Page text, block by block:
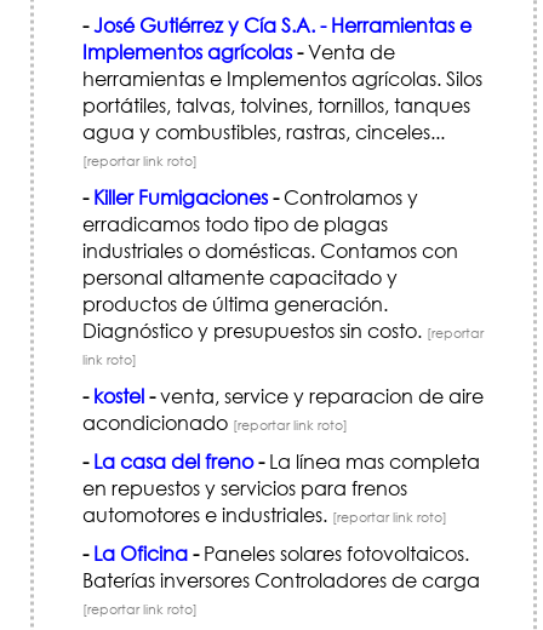
-José Gutiérrez y Cía S.A. - Herramientas e
Implementos agrícolas-Venta de
herramientas e Implementos agrícolas. Silos
portátiles, talvas, tolvines, tornillos, tanques
agua y combustibles, rastras, cinceles...
[reportar link roto]
- Killer Fumigaciones-Controlamos y
erradicamos todo tipo de plagas
industriales o domésticas. Contamos con
personal altamente capacitado y
productos de última generación.
Diagnóstico y presupuestos sin costo. [reportar
link roto]
- kostel-venta, service y reparacion de aire
acondicionado [reportar link roto]
- La casa del freno-La línea mas completa
en repuestos y servicios para frenos
automotores e industriales. [reportar link roto]
- La Oficina-Paneles solares fotovoltaicos.
Baterías inversores Controladores de carga
[reportar link roto]